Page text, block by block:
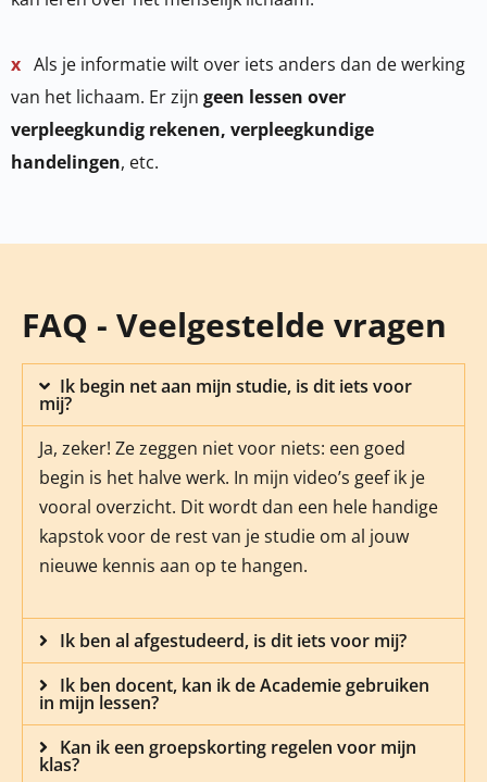
x Als je informatie wilt over iets anders dan de werking
van het lichaam. Er zijn geen lessen over
verpleegkundig rekenen, verpleegkundige
handelingen, etc.
FAQ - Veelgestelde vragen
Ik begin net aan mijn studie, is dit iets voor
mij?
Ja, zeker! Ze zeggen niet voor niets: een goed
begin is het halve werk. In mijn video’s geef ik je
vooral overzicht. Dit wordt dan een hele handige
kapstok voor de rest van je studie om al jouw
nieuwe kennis aan op te hangen.
Ik ben al afgestudeerd, is dit iets voor mij?
Ik ben docent, kan ik de Academie gebruiken
in mijn lessen?
Kan ik een groepskorting regelen voor mijn
klas?